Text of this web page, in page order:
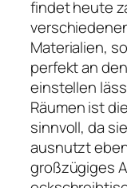
findet heute
Materialien,
perfekt an
einstellen
Räumen ist
sinnvoll, da
ausnutzt
großzügiges